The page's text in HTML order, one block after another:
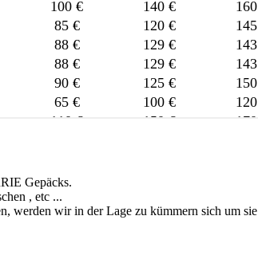
Gepäcks.
, etc ...
, werden wir in der Lage zu kümmern sich um sie